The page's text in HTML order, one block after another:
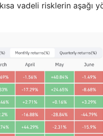
vadeli risklerin